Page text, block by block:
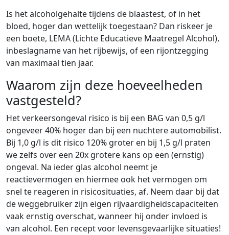
Is het alcoholgehalte tijdens de blaastest, of in het
bloed, hoger dan wettelijk toegestaan? Dan riskeer je
een boete, LEMA (Lichte Educatieve Maatregel Alcohol),
inbeslagname van het rijbewijs, of een rijontzegging
van maximaal tien jaar.
Waarom zijn deze hoeveelheden
vastgesteld?
Het verkeersongeval risico is bij een BAG van 0,5 g/l
ongeveer 40% hoger dan bij een nuchtere automobilist.
Bij 1,0 g/l is dit risico 120% groter en bij 1,5 g/l praten
we zelfs over een 20x grotere kans op een (ernstig)
ongeval. Na ieder glas alcohol neemt je
reactievermogen en hiermee ook het vermogen om
snel te reageren in risicosituaties, af. Neem daar bij dat
de weggebruiker zijn eigen rijvaardigheidscapaciteiten
vaak ernstig overschat, wanneer hij onder invloed is
van alcohol. Een recept voor levensgevaarlijke situaties!